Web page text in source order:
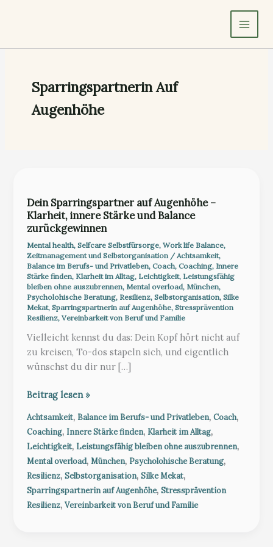
Sparringspartnerin Auf
Augenhöhe
Dein Sparringspartner auf Augenhöhe –
Klarheit, innere Stärke und Balance
zurückgewinnen
Mental health,Selfcare Selbstfürsorge,Work life Balance,
Zeitmanagement und Selbstorganisation/Achtsamkeit,
Balance im Berufs- und Privatleben,Coach,Coaching, Innere
Stärke finden, Klarheit im Alltag, Leichtigkeit, Leistungsfähig
bleiben ohne auszubrennen, Mental overload, München,
Psycholohische Beratung, Resilienz,Selbstorganisation,Silke
Mekat,Sparringspartnerin auf Augenhöhe,Stressprävention
Resilienz,Vereinbarkeit von Beruf und Familie
Vielleicht kennst du das: Dein Kopf hört nicht auf
zu kreisen, To-dos stapeln sich, und eigentlich
wünschst du dir nur […]
Dein
auf
Augenhöhe
–
Klarheit,
innere
Stärke
und
Beitrag lesen »
Achtsamkeit, Balance im Berufs- und Privatleben,Coach,
Coaching, Innere Stärke finden, Klarheit im Alltag,
Leichtigkeit, Leistungsfähig bleiben ohne auszubrennen,
Mental overload,München, Psycholohische Beratung,
Resilienz,Selbstorganisation,Silke Mekat,
Sparringspartnerin auf Augenhöhe,Stressprävention
Resilienz,Vereinbarkeit von Beruf und Familie